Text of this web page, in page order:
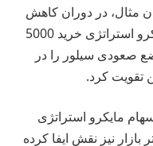
مثال، در دوران کاهش
بازار ارز دیجیتال در اواخر 2024، مایکرو استراتژی خرید 5000
صعودی سیلور را در
تقویت کرد.
مایکرو استراتژی
نیز نقش ایفا کرده